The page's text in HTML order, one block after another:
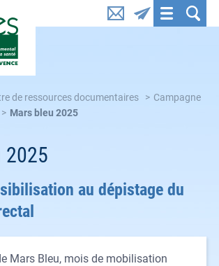
04 : Comité départemental d'éducation
de ressources documentaires
Campagne
Mars bleu 2025
2025
au dépistage du
Mars Bleu, mois de mobilisation